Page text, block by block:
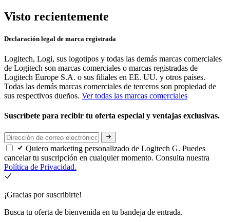
Visto recientemente
Declaración legal de marca registrada
Logitech, Logi, sus logotipos y todas las demás marcas comerciales
de Logitech son marcas comerciales o marcas registradas de
Logitech Europe S.A. o sus filiales en EE. UU. y otros países.
Todas las demás marcas comerciales de terceros son propiedad de
sus respectivos dueños. Ver todas las marcas comerciales
Suscríbete para recibir tu oferta especial y ventajas exclusivas.
Quiero marketing personalizado de Logitech G. Puedes
cancelar tu suscripción en cualquier momento. Consulta nuestra
Política de Privacidad.
¡Gracias por suscribirte!
Busca tu oferta de bienvenida en tu bandeja de entrada.